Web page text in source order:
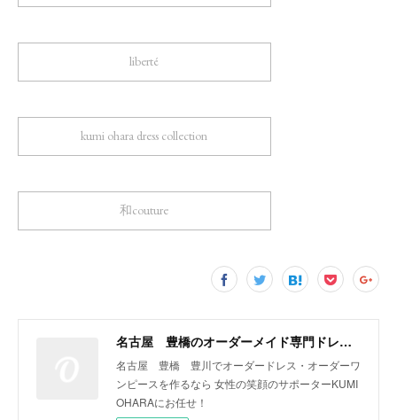
liberté
kumi ohara dress collection
和couture
名古屋 豊橋のオーダーメイド専門ドレスデザイナー KUMI OHARA
名古屋 豊橋 豊川でオーダードレス・オーダーワ
ンピースを作るなら 女性の笑顔のサポーターKUMI
OHARAにお任せ！